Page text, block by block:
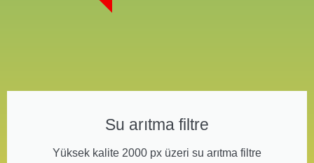
Su arıtma filtre
Yüksek kalite 2000 px üzeri su arıtma filtre